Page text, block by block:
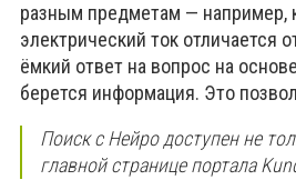
разным предметам — например,
электрический ток отличается
ёмкий ответ на вопрос на
берется информация. Это
Поиск с Нейро доступен не
главной странице портала